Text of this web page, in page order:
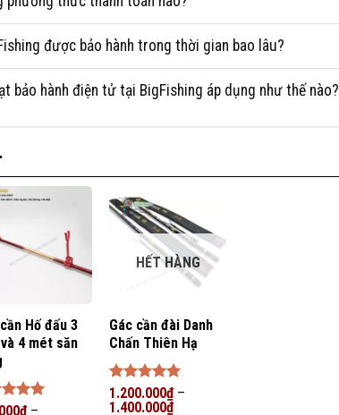
được bảo hành trong thời gian bao lâu?
bảo hành điện tử tại BigFishing áp dụng như thế nào?
Hố đấu 3
4 mét săn
xếp
₫–
HẾT HÀNG
Gác cần đài Danh
Chấn Thiên Hạ
Được xếp
hạng 55
1.200.000₫–
1.400.000₫